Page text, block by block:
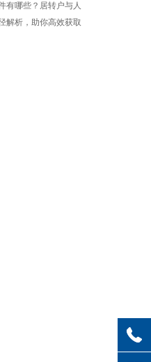
有哪些？居转户与人
解析，助你高效获取